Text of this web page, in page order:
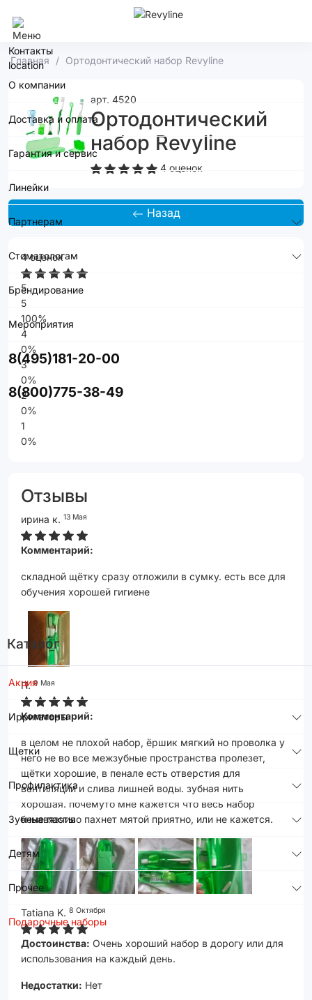
Контакты
О компании
Доставка и оплата
Гарантия и сервис
Линейки
Партнерам
Стоматологам
Брендирование
Мероприятия
8(495)181-20-00
8(800)775-38-49
Каталог
Акция
Ирригаторы
Щетки
Профилактика
Зубные пасты
Детям
Прочее
Подарочные наборы
Главная Ортодонтический набор Revyline
арт. 4520
Ортодонтический
набор Revyline
4 оценок
Назад
4 оценок
5
5
100%
4
0%
3
0%
2
0%
1
0%
Отзывы
ирина к. 13 Мая
Комментарий:
складной щётку сразу отложили в сумку. есть все для
обучения хорошей гигиене
П. 9 Мая
Комментарий:
в целом не плохой набор, ёршик мягкий но проволка у
него не во все межзубные пространства пролезет,
щётки хорошие, в пенале есть отверстия для
вентиляции и слива лишней воды. зубная нить
хорошая. почемуто мне кажется что весь набор
ненавязчиво пахнет мятой приятно, или не кажется.
Tatiana K. 8 Октября
Достоинства: Очень хороший набор в дорогу или для
использования на каждый день.
Недостатки: Нет